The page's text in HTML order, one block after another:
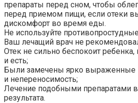
препараты перед сном, чтобы
перед приемом пищи, если отеки
дискомфорт во время еды.
Не используйте
Ваш лечащий врач не
Отек не сильно беспокоит
и есть;
Были замечены ярко
и непереносимость;
Лечение подобными препаратами
результата.